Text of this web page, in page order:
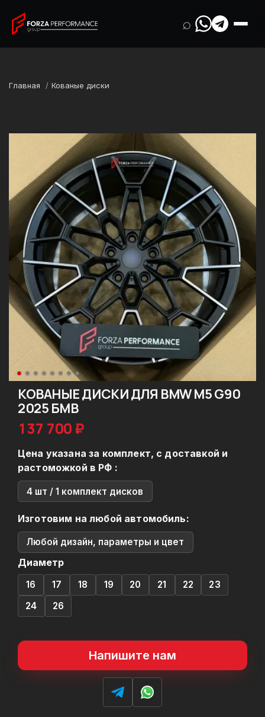
⌕
Главная Кованые диски
КОВАНЫЕ ДИСКИ ДЛЯ BMW M5 G90
2025 БМВ
137 700 ₽
Цена указана за комплект, с доставкой и
растоможкой в РФ :
4 шт / 1 комплект дисков
Изготовим на любой автомобиль:
Любой дизайн, параметры и цвет
Диаметр
16 17 18 19 20 21 22
23
24
26
Напишите нам
Марка
BMW